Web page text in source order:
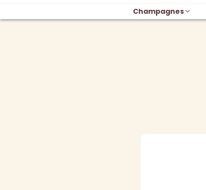
Champagnes